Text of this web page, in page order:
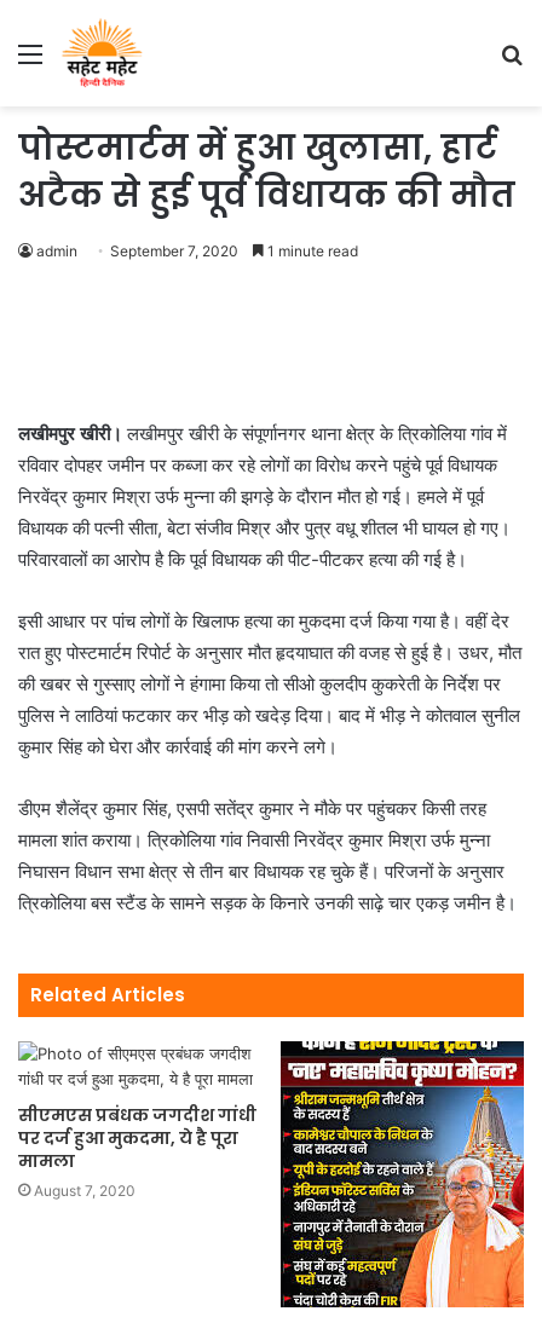
Menu
पोस्टमार्टम में हुआ खुलासा, हार्ट
अटैक से हुई पूर्व विधायक की मौत
admin September 7, 2020 1 minute read
लखीमपुर खीरी। लखीमपुर खीरी के संपूर्णानगर थाना क्षेत्र के त्रिकोलिया गांव में
रविवार दोपहर जमीन पर कब्जा कर रहे लोगों का विरोध करने पहुंचे पूर्व विधायक
निरवेंद्र कुमार मिश्रा उर्फ मुन्ना की झगड़े के दौरान मौत हो गई। हमले में पूर्व
विधायक की पत्नी सीता, बेटा संजीव मिश्र और पुत्र वधू शीतल भी घायल हो गए।
परिवारवालों का आरोप है कि पूर्व विधायक की पीट-पीटकर हत्या की गई है।
इसी आधार पर पांच लोगों के खिलाफ हत्या का मुकदमा दर्ज किया गया है। वहीं देर
रात हुए पोस्टमार्टम रिपोर्ट के अनुसार मौत हृदयाघात की वजह से हुई है। उधर, मौत
की खबर से गुस्साए लोगों ने हंगामा किया तो सीओ कुलदीप कुकरेती के निर्देश पर
पुलिस ने लाठियां फटकार कर भीड़ को खदेड़ दिया। बाद में भीड़ ने कोतवाल सुनील
कुमार सिंह को घेरा और कार्रवाई की मांग करने लगे।
डीएम शैलेंद्र कुमार सिंह, एसपी सतेंद्र कुमार ने मौके पर पहुंचकर किसी तरह
मामला शांत कराया। त्रिकोलिया गांव निवासी निरवेंद्र कुमार मिश्रा उर्फ मुन्ना
निघासन विधान सभा क्षेत्र से तीन बार विधायक रह चुके हैं। परिजनों के अनुसार
त्रिकोलिया बस स्टैंड के सामने सड़क के किनारे उनकी साढ़े चार एकड़ जमीन है।
Related Articles
सीएमएस प्रबंधक जगदीश गांधी
पर दर्ज हुआ मुकदमा, ये है पूरा
मामला
August 7, 2020